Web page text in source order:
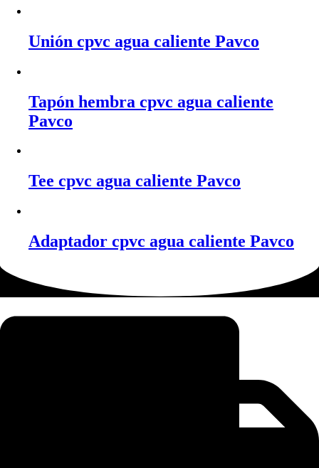
Unión cpvc agua caliente Pavco
Tapón hembra cpvc agua caliente
Pavco
Tee cpvc agua caliente Pavco
Adaptador cpvc agua caliente Pavco